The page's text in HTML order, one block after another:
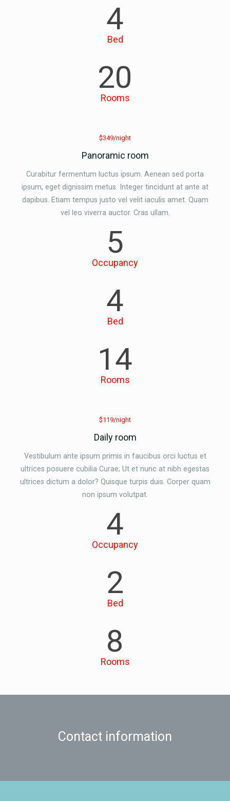
4
Bed
20
Rooms
$349/night
Panoramic room
Curabitur fermentum luctus ipsum. Aenean sed porta
ipsum, eget dignissim metus. Integer tincidunt at ante at
dapibus. Etiam tempus justo vel velit iaculis amet. Quam
vel leo viverra auctor. Cras ullam.
5
Occupancy
4
Bed
14
Rooms
$119/night
Daily room
Vestibulum ante ipsum primis in faucibus orci luctus et
ultrices posuere cubilia Curae; Ut et nunc at nibh egestas
ultrices dictum a dolor? Quisque turpis duis. Corper quam
non ipsum volutpat.
4
Occupancy
2
Bed
8
Rooms
Contact information